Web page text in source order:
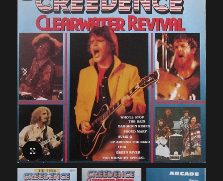
Click to enlarge